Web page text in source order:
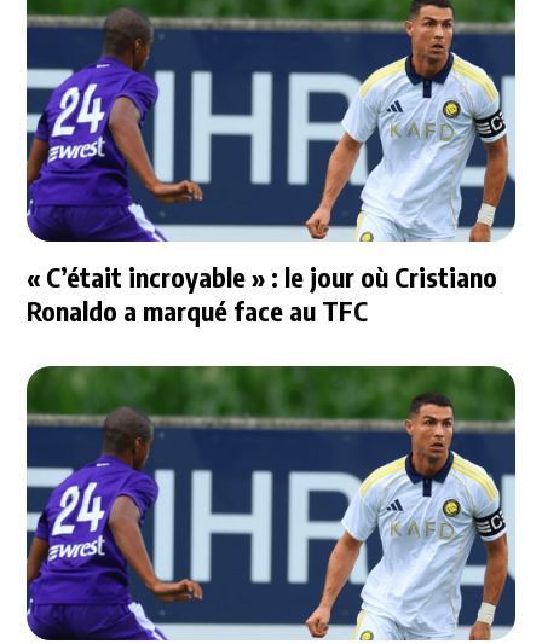
« C’était incroyable » : le jour où Cristiano
Ronaldo a marqué face au TFC